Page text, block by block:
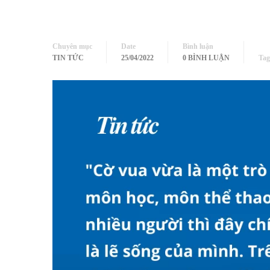
Chuyên mục
TIN TỨC
Date
25/04/2022
Bình luận
0 BÌNH LUẬN